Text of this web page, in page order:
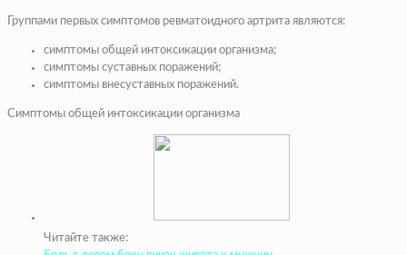
Группами первых симптомов ревматоидного артрита являются:
симптомы общей интоксикации организма;
симптомы суставных поражений;
симптомы внесуставных поражений.
Симптомы общей интоксикации организма
Читайте также: